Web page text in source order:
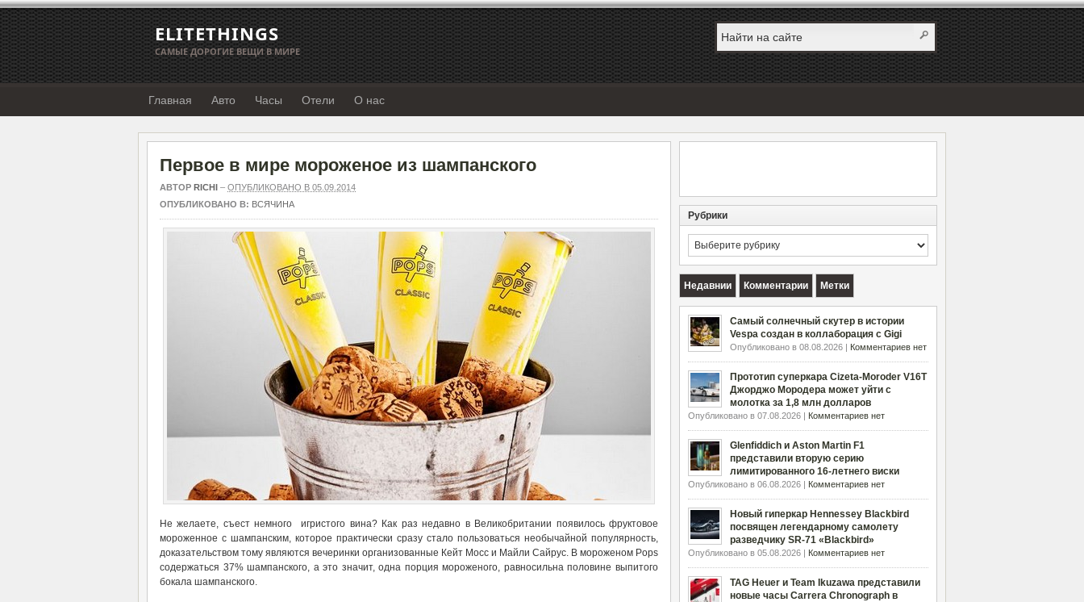
ELITETHINGS
САМЫЕ ДОРОГИЕ ВЕЩИ В МИРЕ
Главная Авто Часы Отели О нас
Первое в мире мороженое из шампанского
АВТОР RICHI – ОПУБЛИКОВАНО В 05.09.2014
ОПУБЛИКОВАНО В: ВСЯЧИНА
Не желаете, съест немного игристого вина? Как раз недавно в Великобритании появилось фруктовое
мороженное с шампанским, которое практически сразу стало пользоваться необычайной популярность,
доказательством тому являются вечеринки организованные Кейт Мосс и Майли Сайрус. В мороженом Pops
содержаться 37% шампанского, а это значит, одна порция мороженого, равносильна половине выпитого
бокала шампанского.
Рубрики
Рубрики
Недавнии Комментарии Метки
Самый солнечный скутер в истории
Vespa создан в коллаборация с Gigi
Опубликовано в 08.08.2026 | Комментариев нет
Прототип суперкара Cizeta-Moroder V16T
Джорджо Мородера может уйти с
молотка за 1,8 млн долларов
Опубликовано в 07.08.2026 | Комментариев нет
Glenfiddich и Aston Martin F1
представили вторую серию
лимитированного 16-летнего виски
Опубликовано в 06.08.2026 | Комментариев нет
Новый гиперкар Hennessey Blackbird
посвящен легендарному самолету
разведчику SR-71 «Blackbird»
Опубликовано в 05.08.2026 | Комментариев нет
TAG Heuer и Team Ikuzawa представили
новые часы Carrera Chronograph в